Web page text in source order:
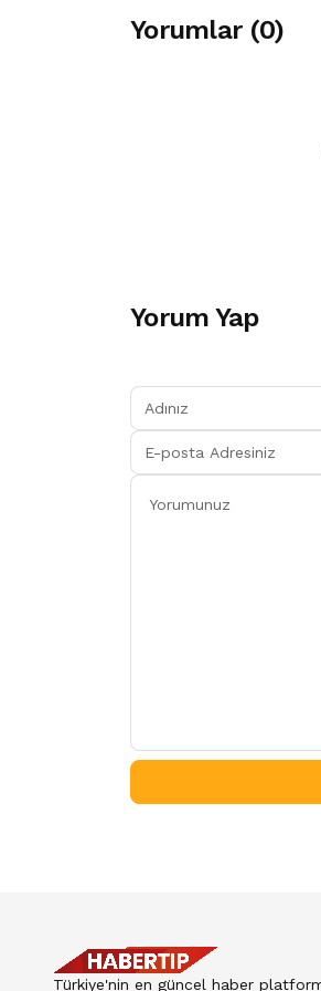
Yorumlar (0)
Yorum Yap
Türkiye'nin en güncel haber